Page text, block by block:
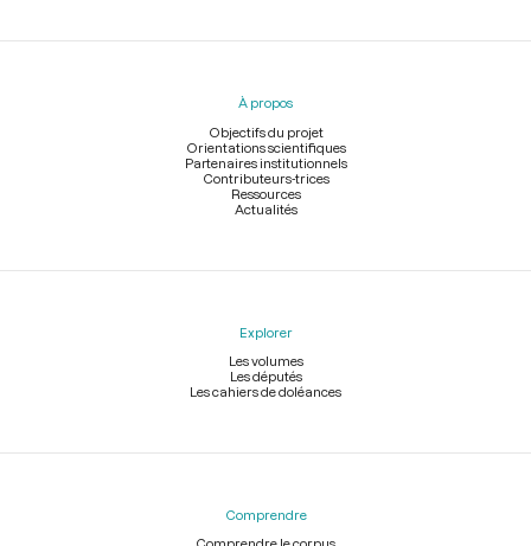
Menu
À propos
Objectifs du projet
Orientations scientifiques
Partenaires institutionnels
Contributeurs-trices
Ressources
Actualités
Explorer
Les volumes
Les députés
Les cahiers de doléances
Comprendre